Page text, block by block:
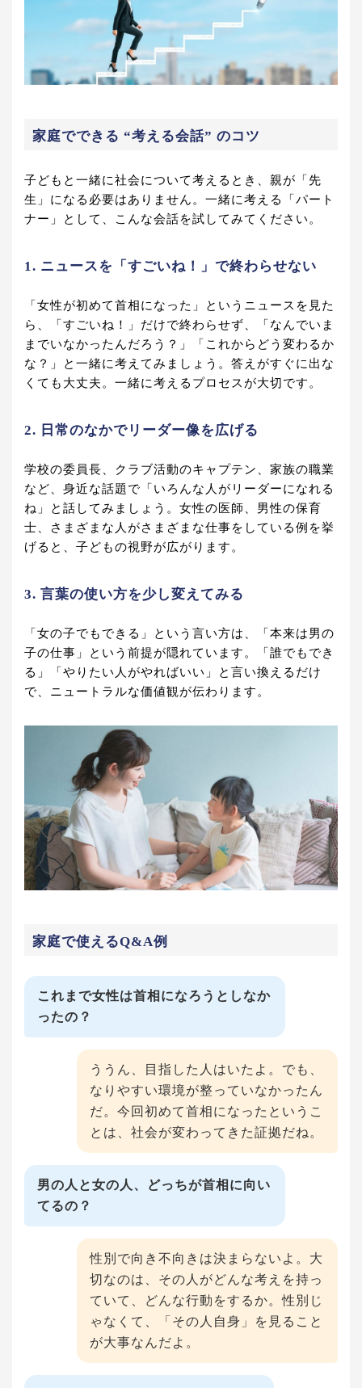
家庭でできる “考える会話” のコツ
子どもと一緒に社会について考えるとき、親が「先
生」になる必要はありません。一緒に考える「パート
ナー」として、こんな会話を試してみてください。
1. ニュースを「すごいね！」で終わらせない
「女性が初めて首相になった」というニュースを見た
ら、「すごいね！」だけで終わらせず、「なんでいま
までいなかったんだろう？」「これからどう変わるか
な？」と一緒に考えてみましょう。答えがすぐに出な
くても大丈夫。一緒に考えるプロセスが大切です。
2. 日常のなかでリーダー像を広げる
学校の委員長、クラブ活動のキャプテン、家族の職業
など、身近な話題で「いろんな人がリーダーになれる
ね」と話してみましょう。女性の医師、男性の保育
士、さまざまな人がさまざまな仕事をしている例を挙
げると、子どもの視野が広がります。
3. 言葉の使い方を少し変えてみる
「女の子でもできる」という言い方は、「本来は男の
子の仕事」という前提が隠れています。「誰でもでき
る」「やりたい人がやればいい」と言い換えるだけ
で、ニュートラルな価値観が伝わります。
家庭で使えるQ&A例
これまで女性は首相になろうとしなか
ったの？
ううん、目指した人はいたよ。でも、
なりやすい環境が整っていなかったん
だ。今回初めて首相になったというこ
とは、社会が変わってきた証拠だね。
男の人と女の人、どっちが首相に向い
てるの？
性別で向き不向きは決まらないよ。大
切なのは、その人がどんな考えを持っ
ていて、どんな行動をするか。性別じ
ゃなくて、「その人自身」を見ること
が大事なんだよ。